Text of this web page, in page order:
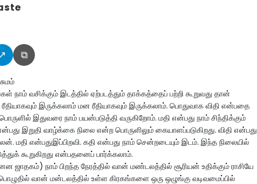
↗ ⧉
நாம் வசிக்கும் இடத்தில் ஏற்படத்தும் தாக்கத்தைப் பற்றி கூறுவது தான்
இருக்கலாம் மன ரீதியாகவும் இருக்கலாம். பொதுவாக விதி என்பதை
இதுவரை நாம் பயன்படுத்தி வருகிறோம். மதி என்பது நாம் சிந்திக்கும்
இறுதி வாழ்க்கை நிலை என்ற பொருளிலும் கையாளப்படுகிறது. விதி என்பது
மதி என்பதுஇப்பிறவி. கதி என்பது நாம் சென்றடையும் இடம். இந்த நிலையில்
கூறுகிறது என்பதனைப் பார்க்கலாம்.
ஜாதகம்) நாம் பிறந்த நேரத்தில் வான் மண்டலத்தில் சூரியன் உதிக்கும் ராசியே
வான் மன்டலத்தில் உள்ள கிரகங்களை ஒரு ஒழுங்கு வடிவமைப்பில்